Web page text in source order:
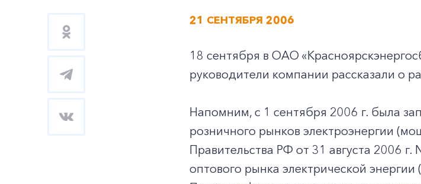
21 СЕНТЯБРЯ 2006
18 сентября в ОАО
руководители компании рассказали о
Напомним, с 1 сентября 2006 г. была
розничного рынков электроэнергии
Правительства РФ от 31 августа 2006
оптового рынка электрической